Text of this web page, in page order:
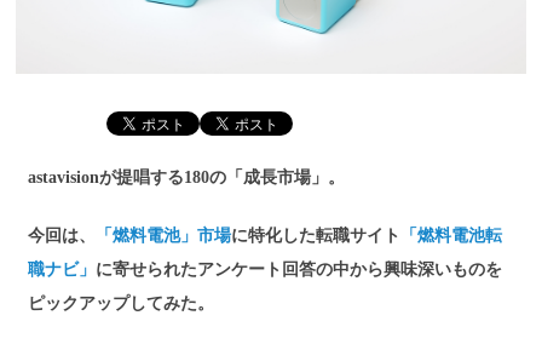
astavisionが提唱する180の「成長市場」。
今回は、 「燃料電池」市場に特化した転職サイト
「燃料電池転
職ナビ」 に寄せられたアンケート回答の中から興味深いものを
ピックアップしてみた。